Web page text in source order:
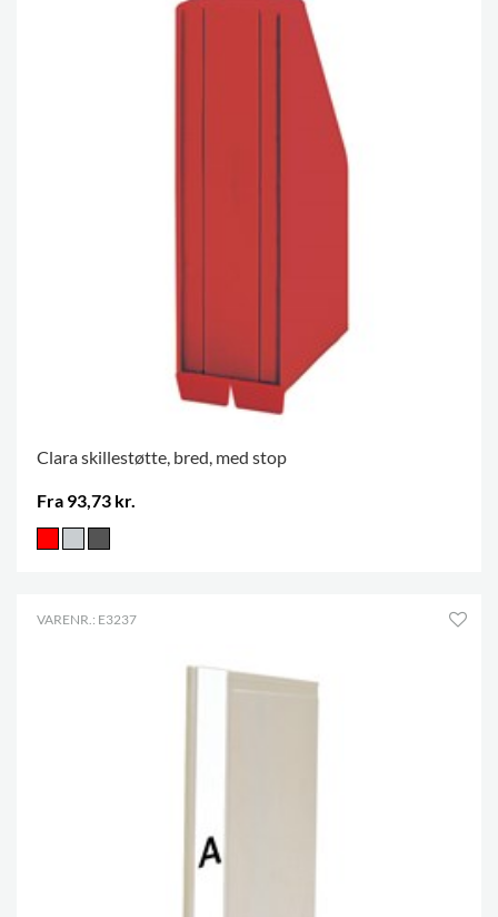
Clara skillestøtte, bred, med stop
Fra 93,73 kr.
VARENR.: E3237